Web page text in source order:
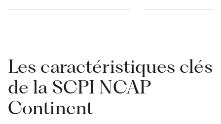
Les caractéristiques clés
de la SCPI NCAP
Continent